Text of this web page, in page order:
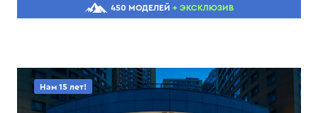
450 МОДЕЛЕЙ + ЭКСКЛЮЗИВ
Нам 15 лет!